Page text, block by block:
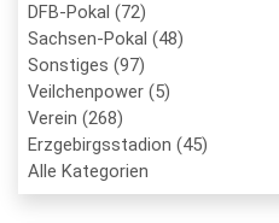
DFB-Pokal (72)
Sachsen-Pokal (48)
Sonstiges (97)
Veilchenpower (5)
Verein (268)
Erzgebirgsstadion (45)
Alle Kategorien